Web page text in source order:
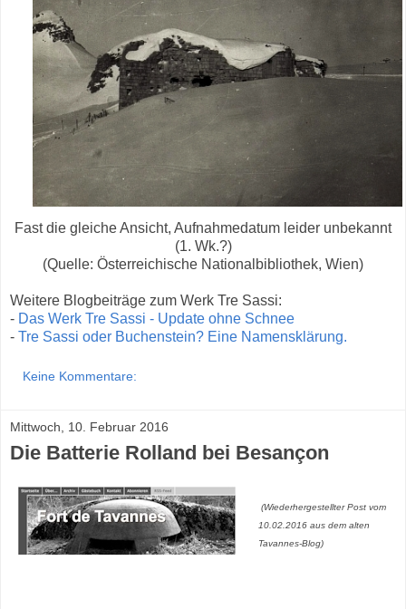
Fast die gleiche Ansicht, Aufnahmedatum leider unbekannt
(1. Wk.?)
(Quelle: Österreichische Nationalbibliothek, Wien)
Weitere Blogbeiträge zum Werk Tre Sassi:
- Das Werk Tre Sassi - Update ohne Schnee
- Tre Sassi oder Buchenstein? Eine Namensklärung.
Keine Kommentare:
Mittwoch, 10. Februar 2016
Die Batterie Rolland bei Besançon
(Wiederhergestellter Post vom
10.02.2016 aus dem alten
Tavannes-Blog)